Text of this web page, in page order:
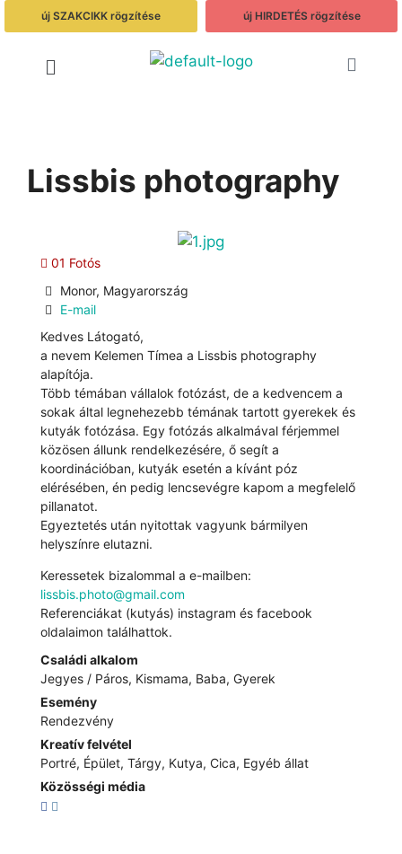
új SZAKCIKK rögzítése új HIRDETÉS rögzítése
Lissbis photography
01 Fotós
Monor, Magyarország
E-mail
Kedves Látogató,
a nevem Kelemen Tímea a Lissbis photography
alapítója.
Több témában vállalok fotózást, de a kedvencem a
sokak által legnehezebb témának tartott gyerekek és
kutyák fotózása. Egy fotózás alkalmával férjemmel
közösen állunk rendelkezésére, ő segít a
koordinációban, kutyák esetén a kívánt póz
elérésében, én pedig lencsevégre kapom a megfelelő
pillanatot.
Egyeztetés után nyitottak vagyunk bármilyen
helyszínre elutazni.
Keressetek bizalommal a e-mailben:
lissbis.photo@gmail.com
Referenciákat (kutyás) instagram és facebook
oldalaimon találhattok.
Családi alkalom
Jegyes / Páros, Kismama, Baba, Gyerek
Esemény
Rendezvény
Kreatív felvétel
Portré, Épület, Tárgy, Kutya, Cica, Egyéb állat
Közösségi média